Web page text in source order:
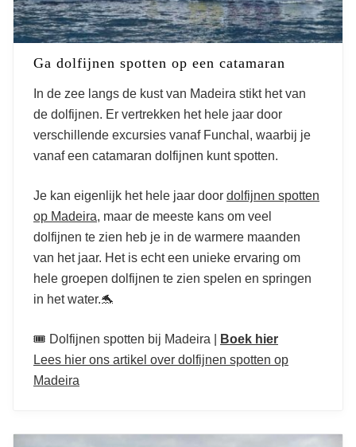
Ga dolfijnen spotten op een catamaran
In de zee langs de kust van Madeira stikt het van
de dolfijnen. Er vertrekken het hele jaar door
verschillende excursies vanaf Funchal, waarbij je
vanaf een catamaran dolfijnen kunt spotten.
Je kan eigenlijk het hele jaar door dolfijnen spotten
op Madeira, maar de meeste kans om veel
dolfijnen te zien heb je in de warmere maanden
van het jaar. Het is echt een unieke ervaring om
hele groepen dolfijnen te zien spelen en springen
in het water.🐬
🎟️ Dolfijnen spotten bij Madeira |
Boek hier
Lees hier ons artikel over dolfijnen spotten op
Madeira